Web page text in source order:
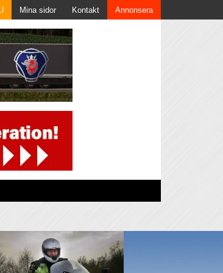
Mina sidor Kontakt Annonsera